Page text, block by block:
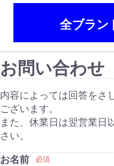
全ブラン
お問い合わせ
内容によっては回答をさ
ございます。
また、休業日は翌営業日
さい。
お名前 必須